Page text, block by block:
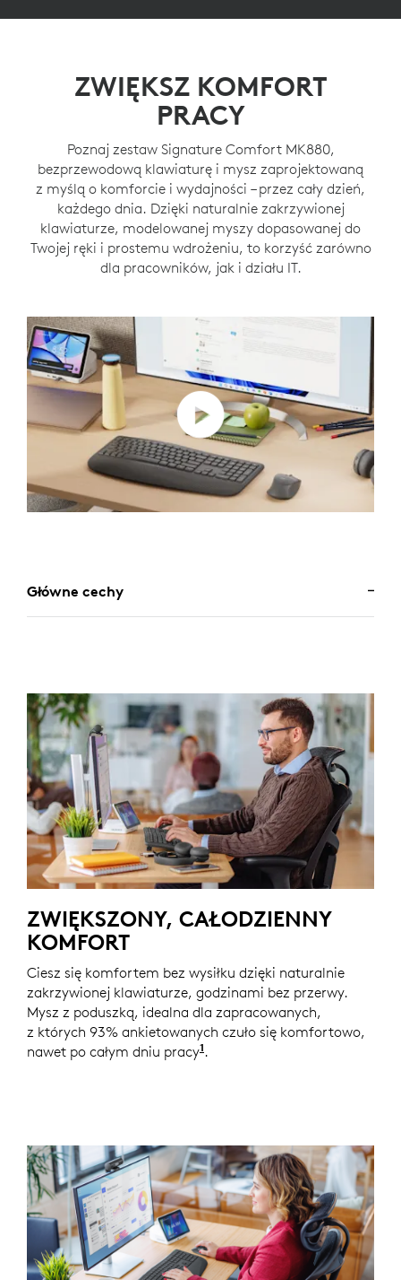
ZWIĘKSZ KOMFORT
PRACY
Poznaj zestaw Signature Comfort MK880,
bezprzewodową klawiaturę i mysz zaprojektowaną
z myślą o komforcie i wydajności – przez cały dzień,
każdego dnia. Dzięki naturalnie zakrzywionej
klawiaturze, modelowanej myszy dopasowanej do
Twojej ręki i prostemu wdrożeniu, to korzyść zarówno
dla pracowników, jak i działu IT.
Główne cechy
ZWIĘKSZONY, CAŁODZIENNY
KOMFORT
Ciesz się komfortem bez wysiłku dzięki naturalnie
zakrzywionej klawiaturze, godzinami bez przerwy.
Mysz z poduszką, idealna dla zapracowanych,
z których 93% ankietowanych czuło się komfortowo,
nawet po całym dniu pracy1 Na podstawie badania
.